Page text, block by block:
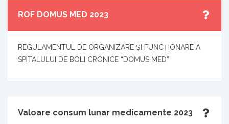
ROF DOMUS MED 2023
REGULAMENTUL DE ORGANIZARE ŞI FUNCŢIONARE A
SPITALULUI DE BOLI CRONICE “DOMUS MED”
Valoare consum lunar medicamente 2023